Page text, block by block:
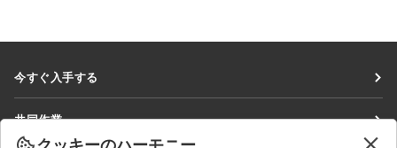
今すぐ入手する
DocSpace
共同作業